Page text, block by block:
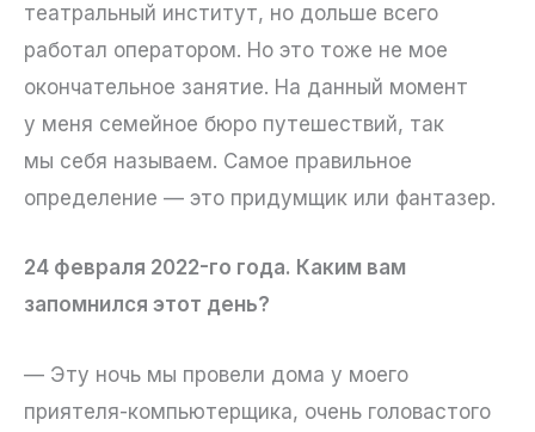
театральный институт, но дольше всего
работал оператором. Но это тоже не мое
окончательное занятие. На данный момент
у меня семейное бюро путешествий, так
мы себя называем. Самое правильное
определение — это придумщик или фантазер.
24 февраля 2022-го года. Каким вам
запомнился этот день?
— Эту ночь мы провели дома у моего
приятеля-компьютерщика, очень головастого